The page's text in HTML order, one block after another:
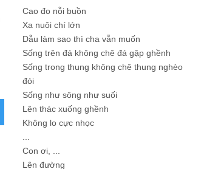
Cao đo nỗi buồn
Xa nuôi chí lớn
Dẫu làm sao thì cha vẫn muốn
Sống trên đá không chê đá gập ghềnh
Sống trong thung không chê thung nghèo
đói
Sống như sông như suối
Lên thác xuống ghềnh
Không lo cực nhọc
Con ơi, ...
Lên đường